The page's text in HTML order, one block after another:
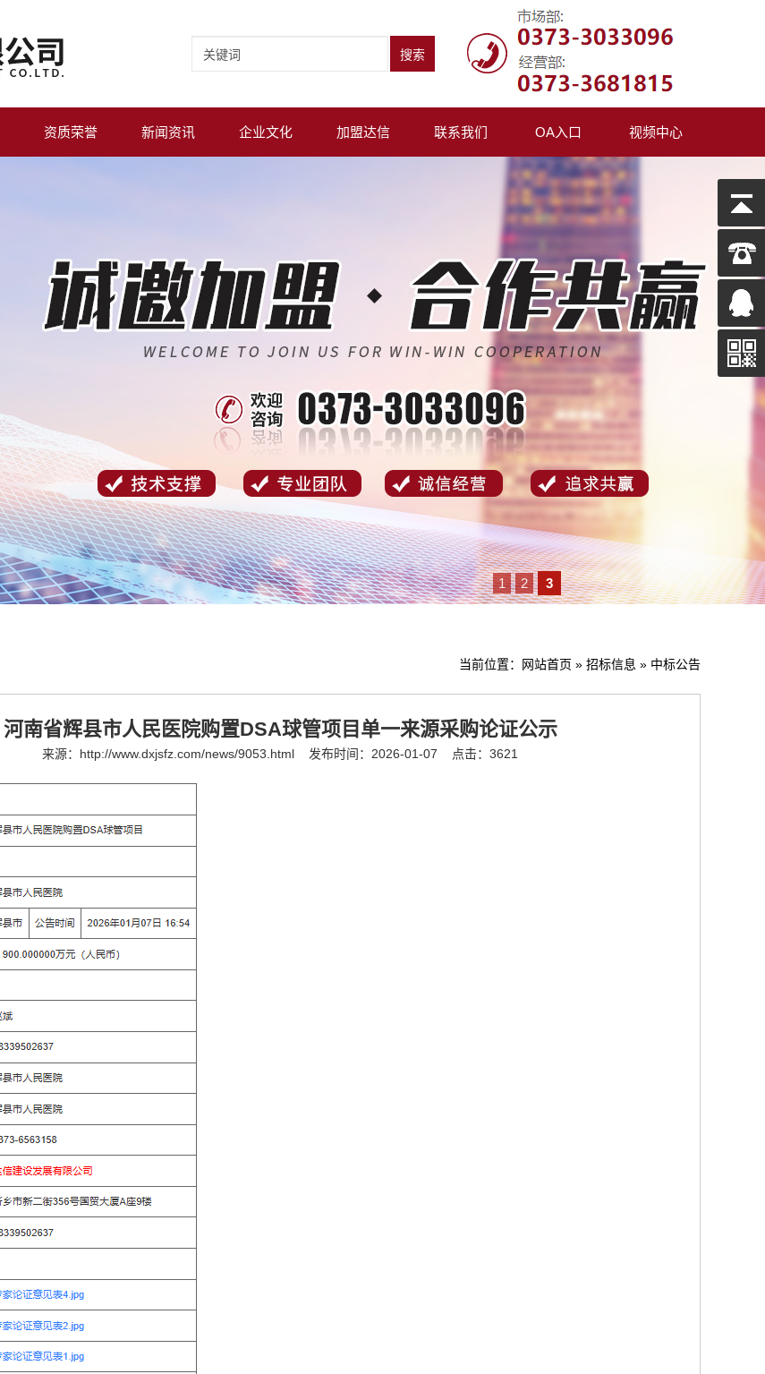
资质荣誉 新闻资讯 企业文化 加盟达信 联系我们 OA入口 视频中心
1 2 3
当前位置： 网站首页 » 招标信息 » 中标公告
河南省辉县市人民医院购置DSA球管项目单一来源采购论证公示
来源： http://www.dxjsfz.com/news/9053.html 发布时间：2026-01-07 点击：3621